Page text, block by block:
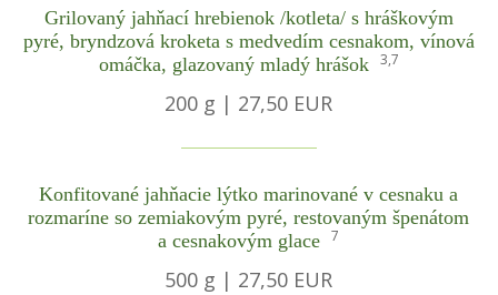
Grilovaný jahňací hrebienok /kotleta/ s hráškovým
pyré, bryndzová kroketa s medvedím cesnakom, vínová
omáčka, glazovaný mladý hrášok 3,7
200 g | 27,50 EUR
Konfitované jahňacie lýtko marinované v cesnaku a
rozmaríne so zemiakovým pyré, restovaným špenátom
a cesnakovým glace 7
500 g | 27,50 EUR